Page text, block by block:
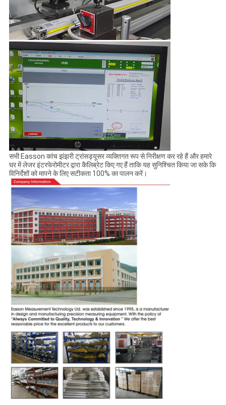
सभी Easson कांच झंझरी ट्रांसड्यूसर व्यक्तिगत रूप से निरीक्षण कर रहे हैं और हमारे
घर में लेजर इंटरफेरोमीटर द्वारा कैलिब्रेट किए गए हैं ताकि यह सुनिश्चित किया जा सके कि
विनिर्देशों को मापने के लिए सटीकता 100% का पालन करें।